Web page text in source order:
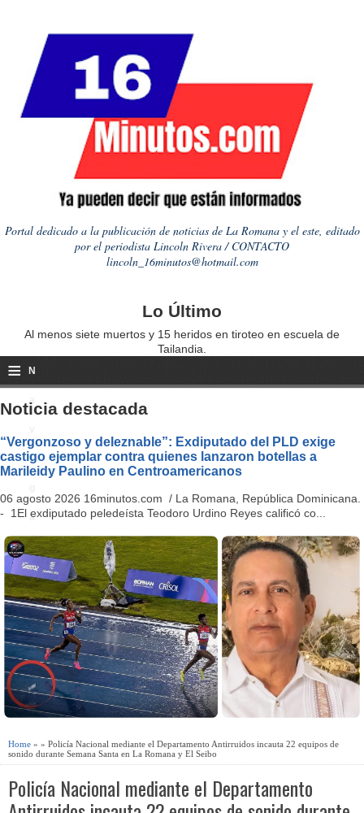
Portal dedicado a la publicación de noticias de La Romana y el este, editado
por el periodista Lincoln Rivera / CONTACTO
lincoln_16minutos@hotmail.com
Lo Último
Al menos siete muertos y 15 heridos en tiroteo en escuela de
Tailandia.
≡ N
a
i
a
ti
o
n
Noticia destacada
“Vergonzoso y deleznable”: Exdiputado del PLD exige
castigo ejemplar contra quienes lanzaron botellas a
Marileidy Paulino en Centroamericanos
06 agosto 2026 16minutos.com / La Romana, República Dominicana.
- 1El exdiputado peledeísta Teodoro Urdino Reyes calificó co...
Home » » Policía Nacional mediante el Departamento Antirruidos incauta 22 equipos de
sonido durante Semana Santa en La Romana y El Seibo
Policía Nacional mediante el Departamento